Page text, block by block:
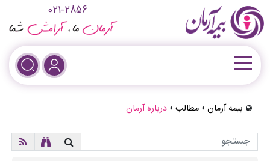
021-2856
بیمه آرمان مطالب درباره آرمان